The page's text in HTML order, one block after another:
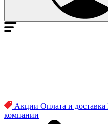
Акции Оплата и доставка
компании